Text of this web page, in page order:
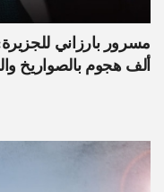
مسرور بارزاني
ألف هجوم بالصواريخ